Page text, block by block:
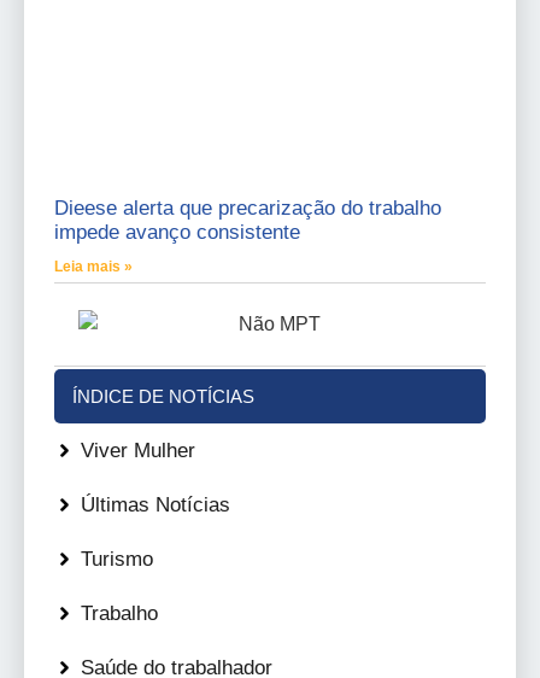
Dieese alerta que precarização do trabalho
impede avanço consistente
Leia mais »
ÍNDICE DE NOTÍCIAS
Viver Mulher
Últimas Notícias
Turismo
Trabalho
Saúde do trabalhador